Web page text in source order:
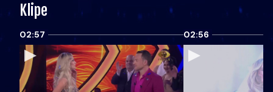
Klipe
02:57 02:56